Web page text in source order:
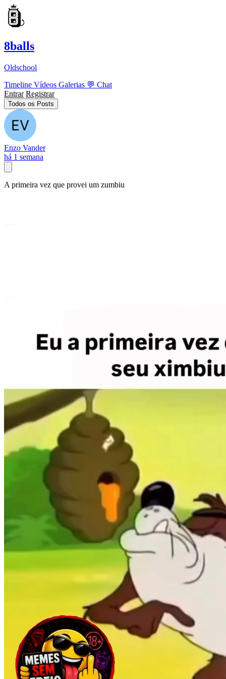
8balls
Oldschool
Timeline Vídeos Galerias 💬 Chat
Entrar Registrar
Todos os Posts
Enzo Vander
há 1 semana
A primeira vez que provei um zumbiu